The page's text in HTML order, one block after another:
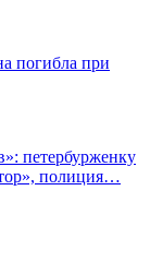
погибла при
петербурженку
полиция…